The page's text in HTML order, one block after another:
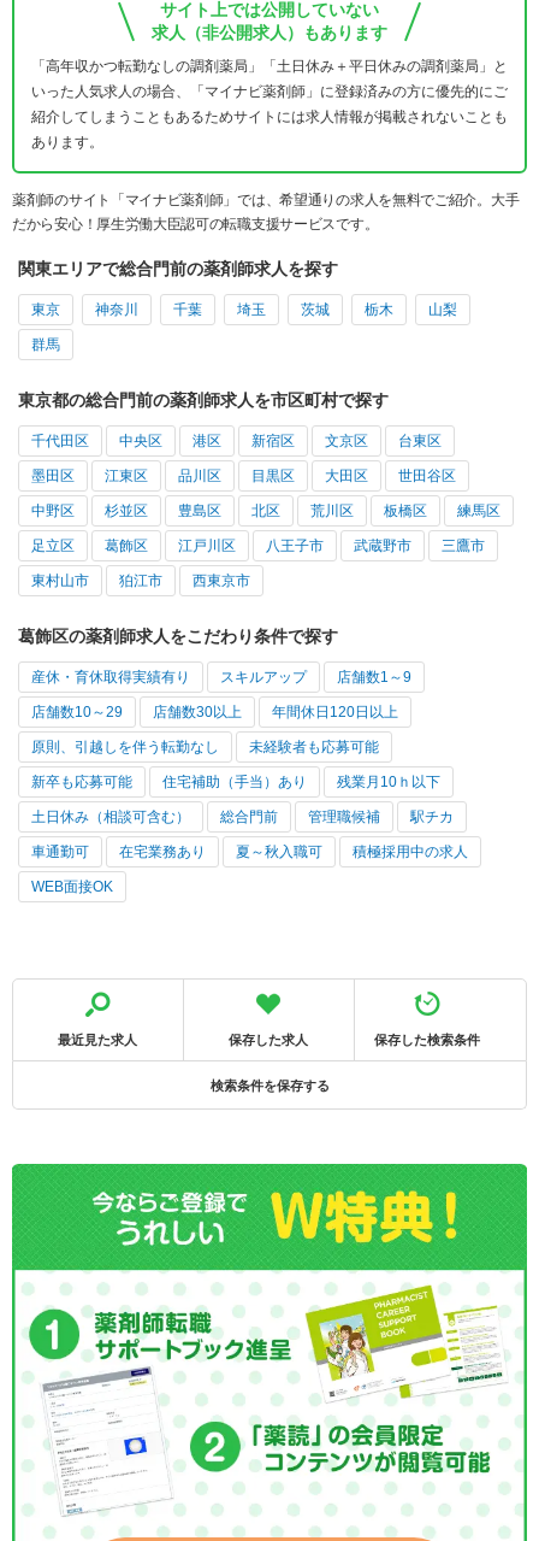
サイト上では公開していない
求人（非公開求人）もあります
「高年収かつ転勤なしの調剤薬局」「土日休み＋平日休みの調剤薬局」と
いった人気求人の場合、「マイナビ薬剤師」に登録済みの方に優先的にご
紹介してしまうこともあるためサイトには求人情報が掲載されないことも
あります。
薬剤師のサイト「マイナビ薬剤師」では、希望通りの求人を無料でご紹介。大手
だから安心！厚生労働大臣認可の転職支援サービスです。
関東エリアで総合門前の薬剤師求人を探す
東京 神奈川 千葉 埼玉 茨城 栃木 山梨
群馬
東京都の総合門前の薬剤師求人を市区町村で探す
千代田区 中央区 港区 新宿区 文京区 台東区
墨田区 江東区 品川区 目黒区 大田区 世田谷区
中野区 杉並区 豊島区 北区 荒川区 板橋区 練馬区
足立区 葛飾区 江戸川区 八王子市 武蔵野市 三鷹市
東村山市 狛江市 西東京市
葛飾区の薬剤師求人をこだわり条件で探す
産休・育休取得実績有り スキルアップ 店舗数1～9
店舗数10～29 店舗数30以上 年間休日120日以上
原則、引越しを伴う転勤なし 未経験者も応募可能
新卒も応募可能 住宅補助（手当）あり 残業月10ｈ以下
土日休み（相談可含む） 総合門前 管理職候補 駅チカ
車通勤可 在宅業務あり 夏～秋入職可 積極採用中の求人
WEB面接OK
最近見た求人 保存した求人 保存した検索条件
検索条件を保存する